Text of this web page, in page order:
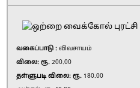
வகைப்பாடு : விவசாயம்
விலை: ரூ. 200.00
தள்ளுபடி விலை: ரூ. 180.00